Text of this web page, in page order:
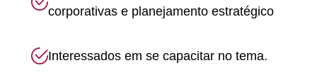
corporativas e planejamento estratégico
Interessados em se capacitar no tema.